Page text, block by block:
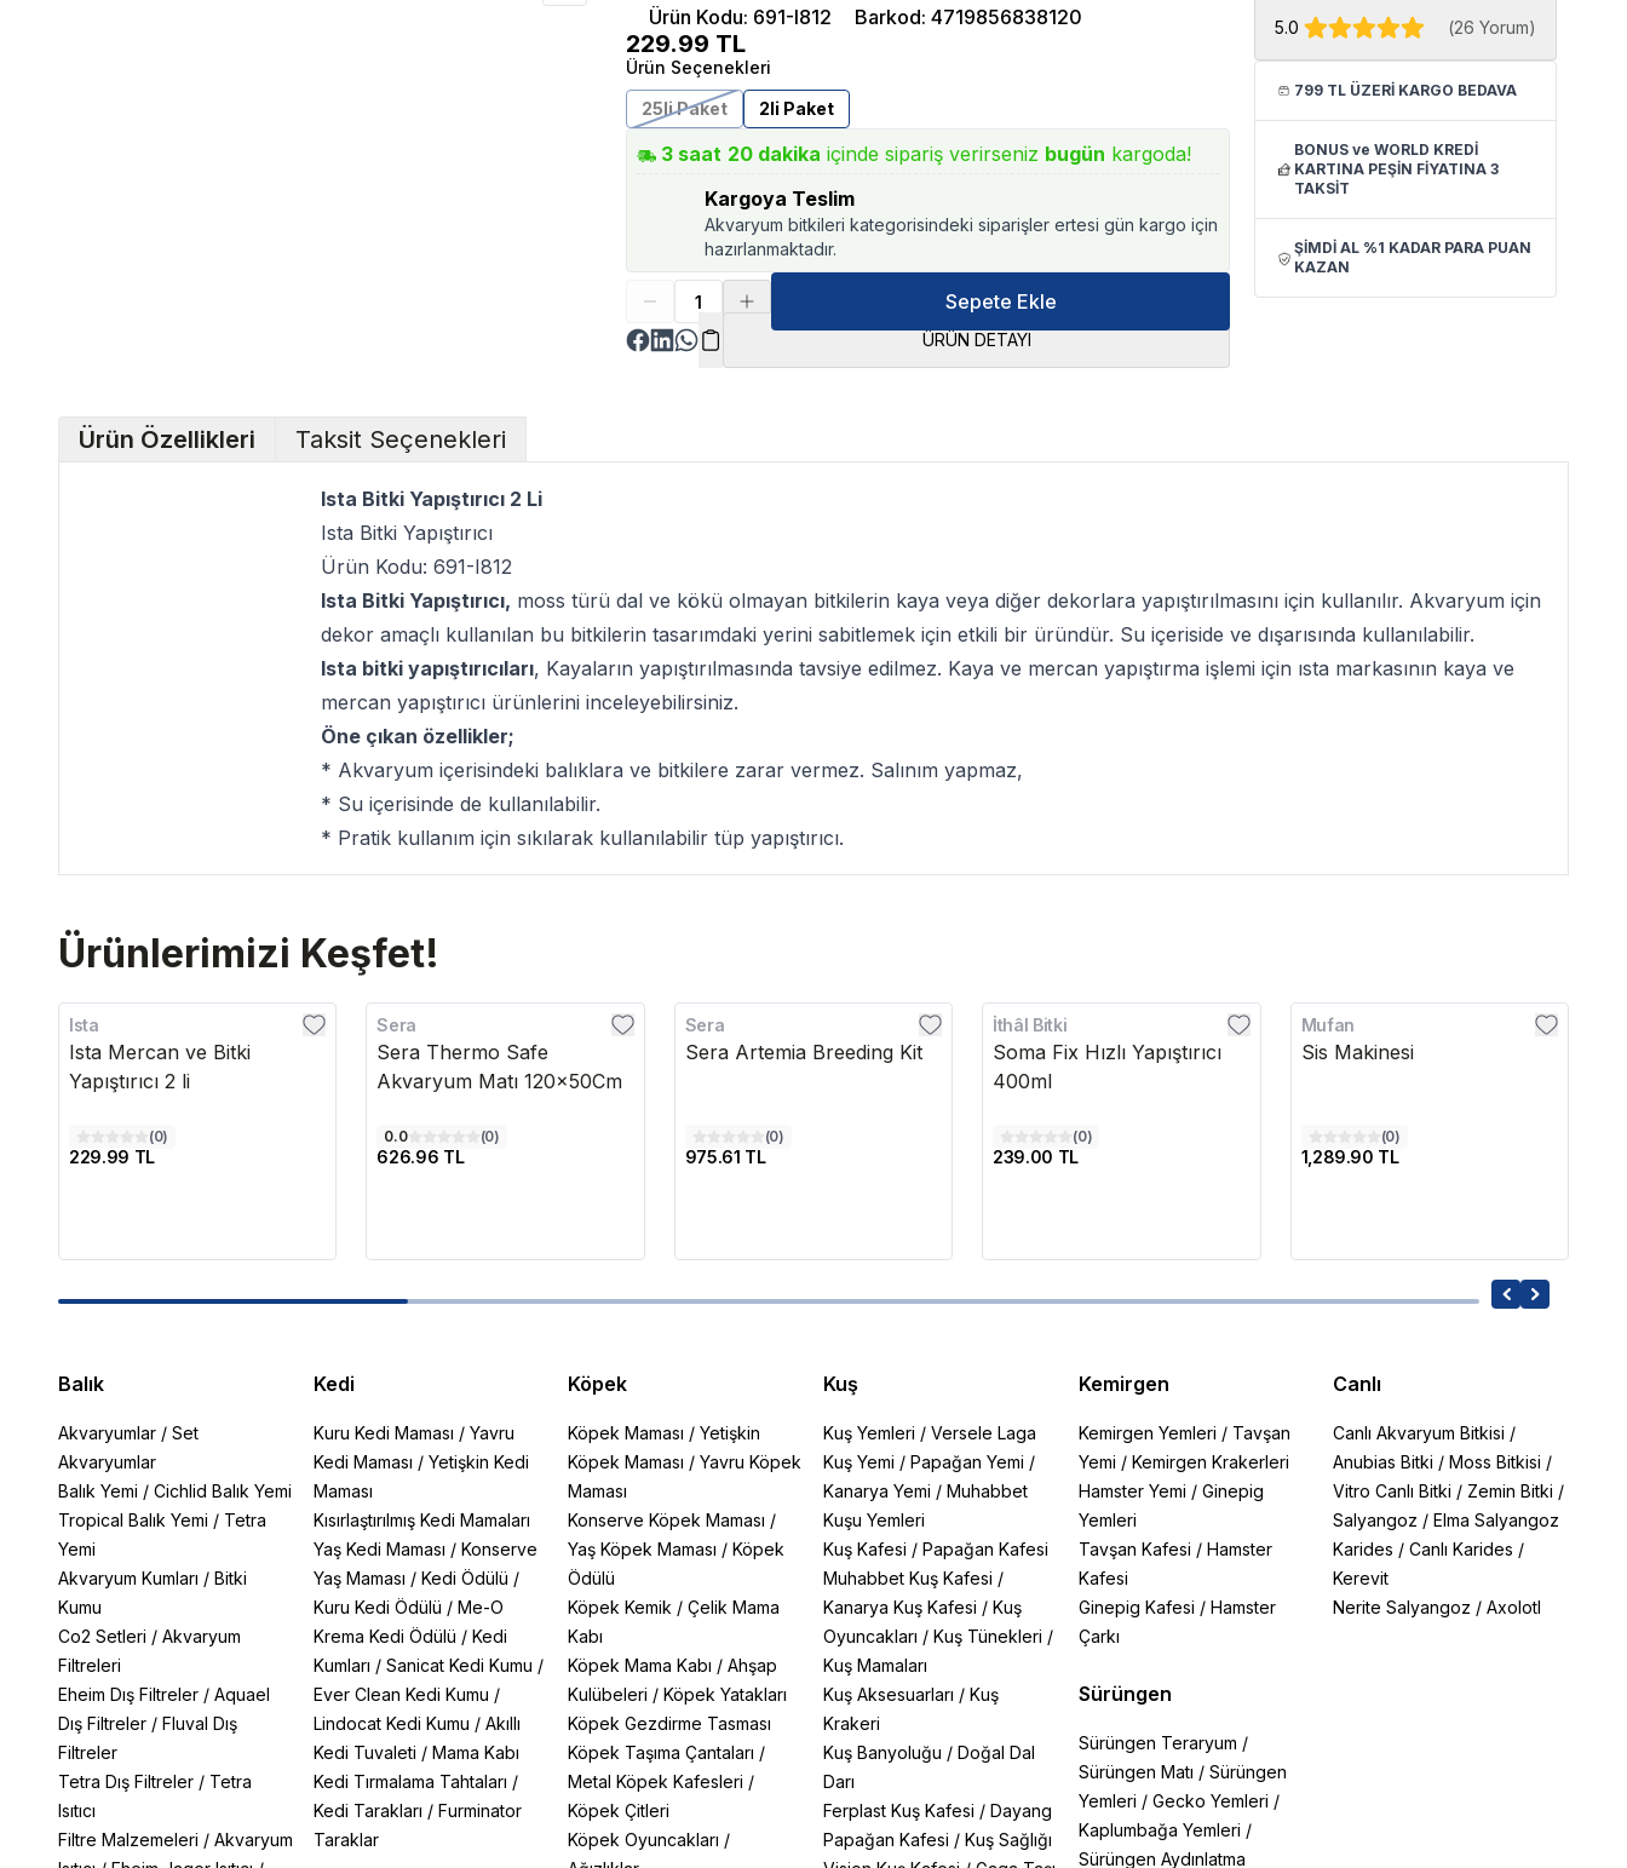
Ürün Kodu: 691-I812 Barkod:4719856838120
229.99 TL
Ürün Seçenekleri
25li Paket
2li Paket
3 saat 20 dakika içinde sipariş verirseniz bugün kargoda!
Kargoya Teslim
Akvaryum bitkileri kategorisindeki siparişler ertesi gün kargo için
hazırlanmaktadır.
Sepete Ekle
ÜRÜN DETAYI
5.0 (26 Yorum)
799 TL ÜZERİ KARGO BEDAVA
BONUS ve WORLD KREDİ
KARTINA PEŞİN FİYATINA 3
TAKSİT
ŞİMDİ AL %1 KADAR PARA PUAN
KAZAN
Ürün Özellikleri Taksit Seçenekleri
Ista Bitki Yapıştırıcı 2 Li
Ista Bitki Yapıştırıcı
Ürün Kodu: 691-I812
Ista Bitki Yapıştırıcı, moss türü dal ve kökü olmayan bitkilerin kaya veya diğer dekorlara yapıştırılmasını için kullanılır. Akvaryum için
dekor amaçlı kullanılan bu bitkilerin tasarımdaki yerini sabitlemek için etkili bir üründür. Su içeriside ve dışarısında kullanılabilir.
Ista bitki yapıştırıcıları, Kayaların yapıştırılmasında tavsiye edilmez. Kaya ve mercan yapıştırma işlemi için ısta markasının kaya ve
mercan yapıştırıcı ürünlerini inceleyebilirsiniz.
Öne çıkan özellikler;
* Akvaryum içerisindeki balıklara ve bitkilere zarar vermez. Salınım yapmaz,
* Su içerisinde de kullanılabilir.
* Pratik kullanım için sıkılarak kullanılabilir tüp yapıştırıcı.
Ürünlerimizi Keşfet!
Ista
Ista Mercan ve Bitki
Yapıştırıcı 2 li
(0)
229.99 TL
Sera
Sera Thermo Safe
Akvaryum Matı 120x50Cm
0.0 (0)
626.96 TL
Sera
Sera Artemia Breeding Kit
(0)
975.61 TL
İthâl Bitki
Soma Fix Hızlı Yapıştırıcı
400ml
(0)
239.00 TL
Mufan
Sis Makinesi
(0)
1,289.90 TL
Balık
Akvaryumlar / Set
Akvaryumlar
Balık Yemi / Cichlid Balık Yemi
Tropical Balık Yemi / Tetra
Yemi
Akvaryum Kumları / Bitki
Kumu
Co2 Setleri / Akvaryum
Filtreleri
Eheim Dış Filtreler / Aquael
Dış Filtreler / Fluval Dış
Filtreler
Tetra Dış Filtreler / Tetra
Isıtıcı
Filtre Malzemeleri / Akvaryum
Kedi
Kuru Kedi Maması / Yavru
Kedi Maması / Yetişkin Kedi
Maması
Kısırlaştırılmış Kedi Mamaları
Yaş Kedi Maması / Konserve
Yaş Maması / Kedi Ödülü /
Kuru Kedi Ödülü / Me-O
Krema Kedi Ödülü / Kedi
Kumları / Sanicat Kedi Kumu /
Ever Clean Kedi Kumu /
Lindocat Kedi Kumu / Akıllı
Kedi Tuvaleti / Mama Kabı
Kedi Tırmalama Tahtaları /
Kedi Tarakları / Furminator
Taraklar
Köpek
Köpek Maması /Yetişkin
Köpek Maması /Yavru Köpek
Maması
Konserve Köpek Maması /
Yaş Köpek Maması /Köpek
Ödülü
Köpek Kemik /Çelik Mama
Kabı
Köpek Mama Kabı /Ahşap
Kulübeleri /Köpek Yatakları
Köpek Gezdirme Tasması
Köpek Taşıma Çantaları /
Metal Köpek Kafesleri /
Köpek Çitleri
Köpek Oyuncakları /
Kuş
Kuş Yemleri / Versele Laga
Kuş Yemi / Papağan Yemi /
Kanarya Yemi / Muhabbet
Kuşu Yemleri
Kuş Kafesi / Papağan Kafesi
Muhabbet Kuş Kafesi /
Kanarya Kuş Kafesi / Kuş
Oyuncakları / Kuş Tünekleri /
Kuş Mamaları
Kuş Aksesuarları / Kuş
Krakeri
Kuş Banyoluğu / Doğal Dal
Darı
Ferplast Kuş Kafesi / Dayang
Papağan Kafesi / Kuş Sağlığı
Kemirgen
Kemirgen Yemleri / Tavşan
Yemi / Kemirgen Krakerleri
Hamster Yemi / Ginepig
Yemleri
Tavşan Kafesi / Hamster
Kafesi
Ginepig Kafesi / Hamster
Çarkı
Sürüngen
Sürüngen Teraryum /
Sürüngen Matı / Sürüngen
Yemleri / Gecko Yemleri /
Kaplumbağa Yemleri /
Sürüngen Aydınlatma
Canlı
Canlı Akvaryum Bitkisi /
Anubias Bitki /Moss Bitkisi /
Vitro Canlı Bitki / Zemin Bitki /
Salyangoz /Elma Salyangoz
Karides /Canlı Karides /
Kerevit
Nerite Salyangoz /Axolotl